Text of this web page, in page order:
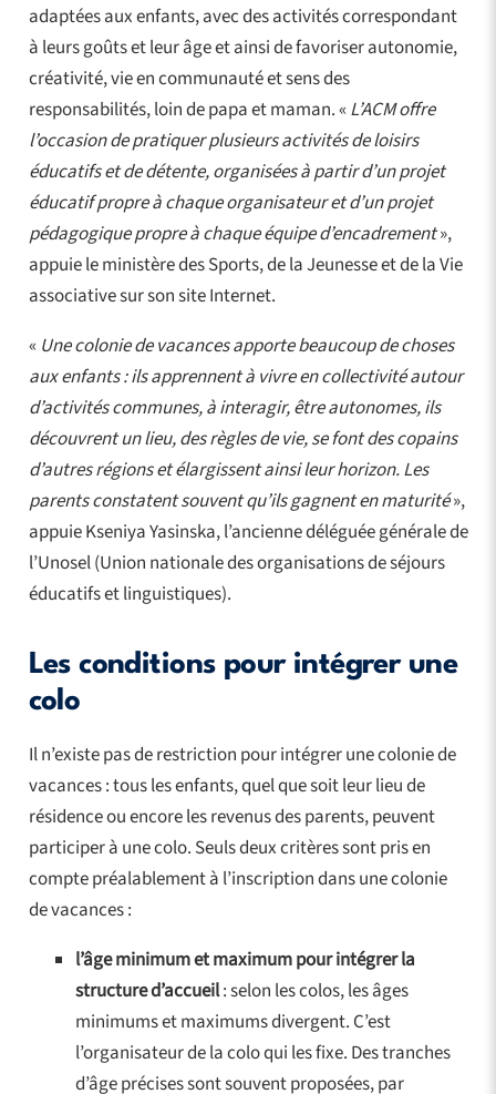
adaptées aux enfants, avec des activités correspondant
à leurs goûts et leur âge et ainsi de favoriser autonomie,
créativité, vie en communauté et sens des
responsabilités, loin de papa et maman. «L’ACM offre
l’occasion de pratiquer plusieurs activités de loisirs
éducatifs et de détente, organisées à partir d’un projet
éducatif propre à chaque organisateur et d’un projet
pédagogique propre à chaque équipe d’encadrement»,
appuie le ministère des Sports, de la Jeunesse et de la Vie
associative sur son site Internet.
«Une colonie de vacances apporte beaucoup de choses
aux enfants : ils apprennent à vivre en collectivité autour
d’activités communes, à interagir, être autonomes, ils
découvrent un lieu, des règles de vie, se font des copains
d’autres régions et élargissent ainsi leur horizon. Les
parents constatent souvent qu’ils gagnent en maturité»,
appuie Kseniya Yasinska, l’ancienne déléguée générale de
l’Unosel (Union nationale des organisations de séjours
éducatifs et linguistiques).
Les conditions pour intégrer une
colo
Il n’existe pas de restriction pour intégrer une colonie de
vacances : tous les enfants, quel que soit leur lieu de
résidence ou encore les revenus des parents, peuvent
participer à une colo. Seuls deux critères sont pris en
compte préalablement à l’inscription dans une colonie
de vacances :
l’âge minimum et maximum pour intégrer la
structure d’accueil: selon les colos, les âges
minimums et maximums divergent. C’est
l’organisateur de la colo qui les fixe. Des tranches
d’âge précises sont souvent proposées, par